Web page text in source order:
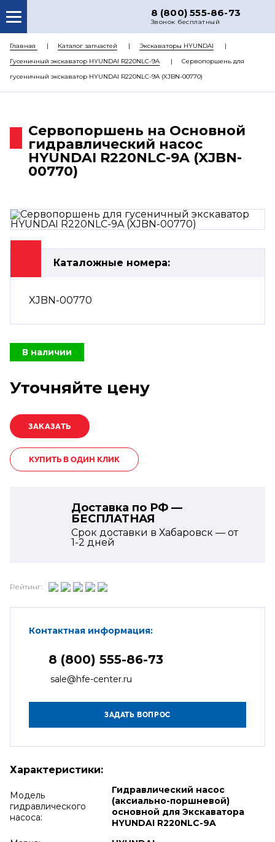
8 (800) 555-86-73
Звонок бесплатный
О НАС
КАТАЛОГ ЗАПЧАСТЕЙ
РЕМОНТ
ЦЕНЫ
КОНТАКТЫ
Главная Каталог запчастей
Экскаваторы HYUNDAI
Гусеничный экскаватор HYUNDAI R220NLC-9A
Сервопоршень для
гусеничный экскаватор HYUNDAI R220NLC-9A (XJBN-00770)
Сервопоршень на Основной
гидравлический насос
HYUNDAI R220NLC-9A (XJBN-
00770)
Каталожные номера:
XJBN-00770
В наличии
Уточняйте цену
КУПИТЬ В ОДИН КЛИК
Доставка по РФ —
БЕСПЛАТНАЯ
Срок доставки в Хабаровск — от
1-2 дней
Рейтинг:
Контактная информация:
8 (800) 555-86-73
sale@hfe-center.ru
Характеристики:
Модель
гидравлического
насоса:
Гидравлический насос
(аксиально-поршневой)
основной для Экскаватора
HYUNDAI R220NLC-9A